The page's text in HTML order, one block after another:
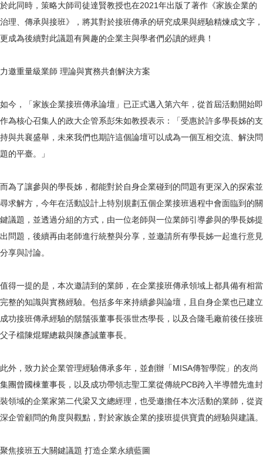
於此同時，策略大師司徒達賢教授也在2021年出版了著作《家族企業的
治理、傳承與接班》，將其對於接班傳承的研究成果與經驗精煉成文字，
更成為後續對此議題有興趣的企業主與學者們必讀的經典！
力邀重量級業師 理論與實務共創解決方案
如今，「家族企業接班傳承論壇」已正式邁入第六年，從首屆活動開始即
作為核心召集人的政大企管系彭朱如教授表示：「受惠於許多學長姊的支
持與共襄盛舉，未來我們也期許這個論壇可以成為一個互相交流、解決問
題的平臺。」
而為了讓參與的學長姊，都能對於自身企業碰到的問題有更深入的探索並
尋求解方，今年在活動設計上特別規劃五個企業接班過程中會面臨到的關
鍵議題，並透過分組的方式，由一位老師與一位業師引導參與的學長姊提
出問題，後續再由老師進行統整與分享，並邀請所有學長姊一起進行意見
分享與討論。
值得一提的是，本次邀請到的業師，在企業接班傳承領域上都具備有相當
完整的知識與實務經驗。包括多年來持續參與論壇，且自身企業也已建立
成功接班傳承經驗的鬍鬚張董事長張世杰學長，以及合隆毛廠前後任接班
父子檔陳焜耀總裁與陳彥誠董事長。
此外，致力於企業管理經驗傳承多年，並創辦「MISA傳智學院」的友尚
集團曾國棟董事長，以及成功帶領志聖工業從傳統PCB跨入半導體先進封
裝領域的企業家第二代梁又文總經理，也受邀擔任本次活動的業師，從資
深企管顧問的角度與觀點，對於家族企業的接班提供寶貴的經驗與建議。
聚焦接班五大關鍵議題 打造企業永續藍圖